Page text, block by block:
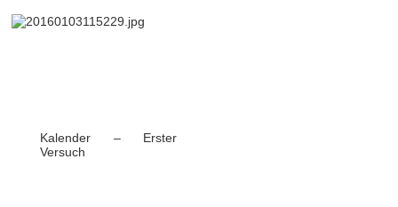
Kalender – Erster
Versuch